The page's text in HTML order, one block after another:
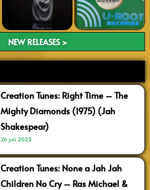
NEW RELEASES >
Creation Tunes: Right Time – The
Mighty Diamonds (1975) (Jah
Shakespear)
26 juli 2023
Creation Tunes: None a Jah Jah
Children No Cry – Ras Michael &